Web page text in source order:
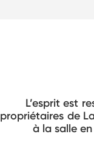
L’esprit est
propriétaires de
à la salle